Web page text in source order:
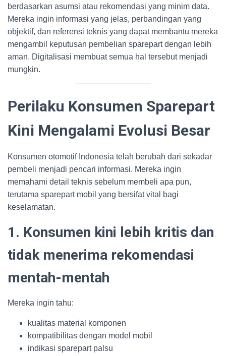
berdasarkan asumsi atau rekomendasi yang minim data.
Mereka ingin informasi yang jelas, perbandingan yang
objektif, dan referensi teknis yang dapat membantu mereka
mengambil keputusan pembelian sparepart dengan lebih
aman. Digitalisasi membuat semua hal tersebut menjadi
mungkin.
Perilaku Konsumen Sparepart
Kini Mengalami Evolusi Besar
Konsumen otomotif Indonesia telah berubah dari sekadar
pembeli menjadi pencari informasi. Mereka ingin
memahami detail teknis sebelum membeli apa pun,
terutama sparepart mobil yang bersifat vital bagi
keselamatan.
1. Konsumen kini lebih kritis dan
tidak menerima rekomendasi
mentah-mentah
Mereka ingin tahu:
kualitas material komponen
kompatibilitas dengan model mobil
indikasi sparepart palsu